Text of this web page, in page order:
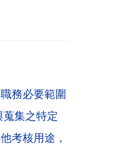
務必要範圍
集之特定
考核用途，